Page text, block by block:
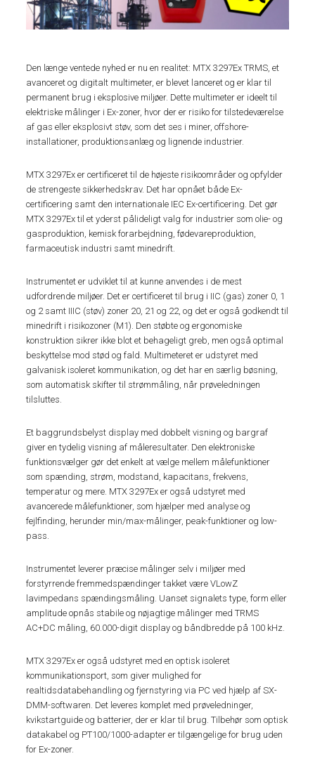
Den længe ventede nyhed er nu en realitet: MTX 3297Ex TRMS, et
avanceret og digitalt multimeter, er blevet lanceret og er klar til
permanent brug i eksplosive miljøer. Dette multimeter er ideelt til
elektriske målinger i Ex-zoner, hvor der er risiko for tilstedeværelse
af gas eller eksplosivt støv, som det ses i miner, offshore-
installationer, produktionsanlæg og lignende industrier.
MTX 3297Ex er certificeret til de højeste risikoområder og opfylder
de strengeste sikkerhedskrav. Det har opnået både Ex-
certificering samt den internationale IEC Ex-certificering. Det gør
MTX 3297Ex til et yderst pålideligt valg for industrier som olie- og
gasproduktion, kemisk forarbejdning, fødevareproduktion,
farmaceutisk industri samt minedrift.
Instrumentet er udviklet til at kunne anvendes i de mest
udfordrende miljøer. Det er certificeret til brug i IIC (gas) zoner 0, 1
og 2 samt IIIC (støv) zoner 20, 21 og 22, og det er også godkendt til
minedrift i risikozoner (M1). Den støbte og ergonomiske
konstruktion sikrer ikke blot et behageligt greb, men også optimal
beskyttelse mod stød og fald. Multimeteret er udstyret med
galvanisk isoleret kommunikation, og det har en særlig bøsning,
som automatisk skifter til strømmåling, når prøveledningen
tilsluttes.
Et baggrundsbelyst display med dobbelt visning og bargraf
giver en tydelig visning af måleresultater. Den elektroniske
funktionsvælger gør det enkelt at vælge mellem målefunktioner
som spænding, strøm, modstand, kapacitans, frekvens,
temperatur og mere. MTX 3297Ex er også udstyret med
avancerede målefunktioner, som hjælper med analyse og
fejlfinding, herunder min/max-målinger, peak-funktioner og low-
pass.
Instrumentet leverer præcise målinger selv i miljøer med
forstyrrende fremmedspændinger takket være VLowZ
lavimpedans spændingsmåling. Uanset signalets type, form eller
amplitude opnås stabile og nøjagtige målinger med TRMS
AC+DC måling, 60.000-digit display og båndbredde på 100 kHz.
MTX 3297Ex er også udstyret med en optisk isoleret
kommunikationsport, som giver mulighed for
realtidsdatabehandling og fjernstyring via PC ved hjælp af SX-
DMM-softwaren. Det leveres komplet med prøveledninger,
kvikstartguide og batterier, der er klar til brug. Tilbehør som optisk
datakabel og PT100/1000-adapter er tilgængelige for brug uden
for Ex-zoner.